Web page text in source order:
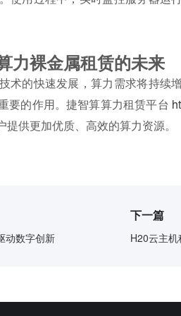
力裸金属租赁的未来
术的快速发展，算力需求将持续
要的作用。捷智算算力租赁平台
供更加优质、高效的算力资源。
动数字创新
下一篇
H20云主